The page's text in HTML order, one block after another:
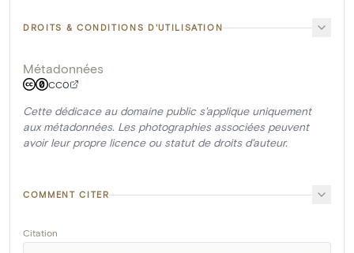
DROITS & CONDITIONS D'UTILISATION
Métadonnées
CC0
Cette dédicace au domaine public s'applique uniquement
aux métadonnées. Les photographies associées peuvent
avoir leur propre licence ou statut de droits d'auteur.
COMMENT CITER
Citation